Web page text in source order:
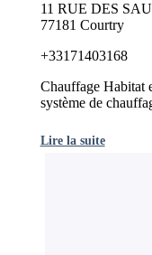
11 RUE DES
77181 Courtry
+33171403168
Chauffage Habitat
système de
Lire la suite